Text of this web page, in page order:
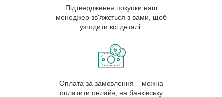
Підтвердження покупки наш
менеджер зв'яжеться з вами, щоб
узгодити всі деталі.
Оплата за замовлення – можна
оплатити онлайн, на банківську